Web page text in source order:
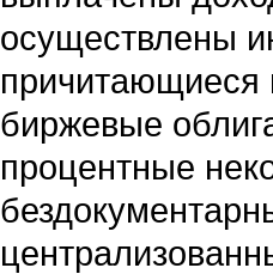
осуществлены
причитающиеся
биржевые
процентные